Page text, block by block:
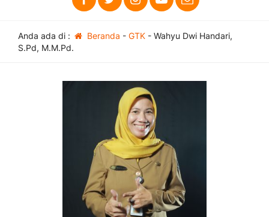
Anda ada di : Beranda - GTK- Wahyu Dwi Handari,
S.Pd, M.M.Pd.